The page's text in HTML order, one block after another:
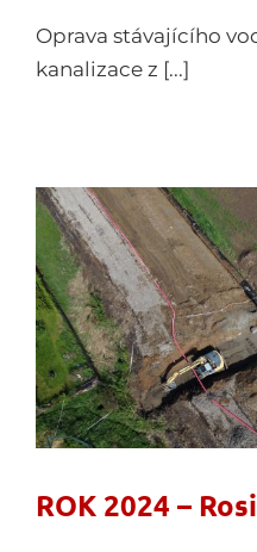
Oprava stávajícího
kanalizace z [...]
ROK 2024 –